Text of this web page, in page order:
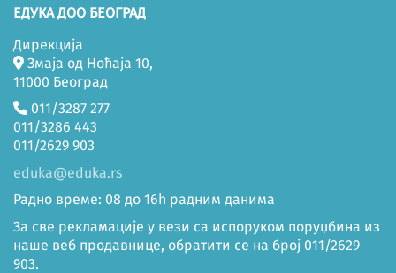
ЕДУКА ДОО БЕОГРАД
Дирекција
Змаја од Ноћаја 10,
11000 Београд
011/3287 277
011/3286 443
011/2629 903
eduka@eduka.rs
Радно време: 08 до 16h радним данима
За све рекламације у вези са испоруком поруџбина из
наше веб продавнице, обратити се на број 011/2629
903.